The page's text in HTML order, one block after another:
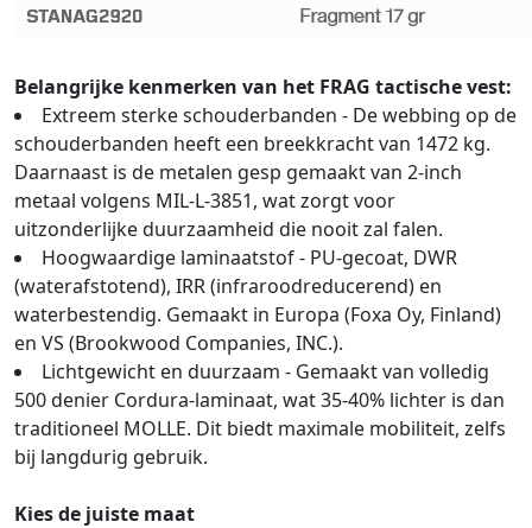
Belangrijke kenmerken van het FRAG tactische vest:
Extreem sterke schouderbanden - De webbing op de
schouderbanden heeft een breekkracht van 1472 kg.
Daarnaast is de metalen gesp gemaakt van 2-inch
metaal volgens MIL-L-3851, wat zorgt voor
uitzonderlijke duurzaamheid die nooit zal falen.
Hoogwaardige laminaatstof - PU-gecoat, DWR
(waterafstotend), IRR (infraroodreducerend) en
waterbestendig. Gemaakt in Europa (Foxa Oy, Finland)
en VS (Brookwood Companies, INC.).
Lichtgewicht en duurzaam - Gemaakt van volledig
500 denier Cordura-laminaat, wat 35-40% lichter is dan
traditioneel MOLLE. Dit biedt maximale mobiliteit, zelfs
bij langdurig gebruik.
Kies de juiste maat